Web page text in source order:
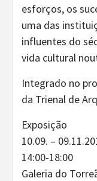
esforços, os
uma das
influentes do
vida cultural
Integrado no
da Trienal de
Exposição
10.09. –
14:00-18:00
Galeria do